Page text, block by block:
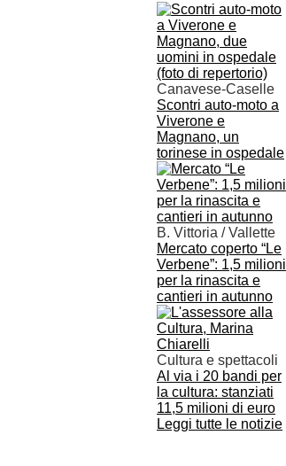
Canavese-Caselle
Scontri auto-moto a
Viverone e
Magnano, un
torinese in ospedale
B. Vittoria / Vallette
Mercato coperto “Le
Verbene”: 1,5 milioni
per la rinascita e
cantieri in autunno
Cultura e spettacoli
Al via i 20 bandi per
la cultura: stanziati
11,5 milioni di euro
Leggi tutte le notizie